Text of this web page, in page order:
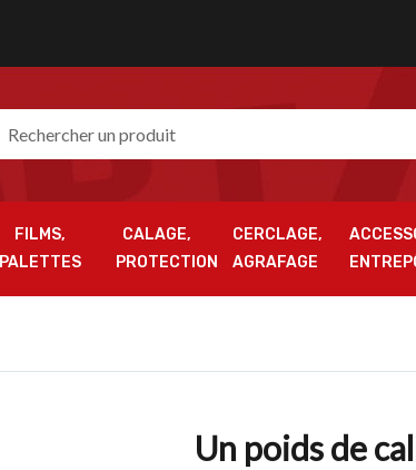
FILMS,
PALETTES
CALAGE,
PROTECTION
CERCLAGE,
AGRAFAGE
Un poids de